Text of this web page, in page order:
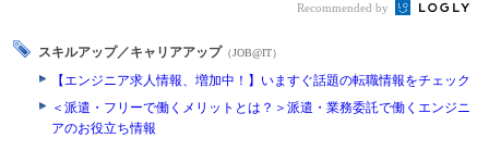
Recommended by
スキルアップ／キャリアアップ （JOB@IT）
【エンジニア求人情報、増加中！】いますぐ話題の転職情報をチェック
＜派遣・フリーで働くメリットとは？＞派遣・業務委託で働くエンジニ
アのお役立ち情報